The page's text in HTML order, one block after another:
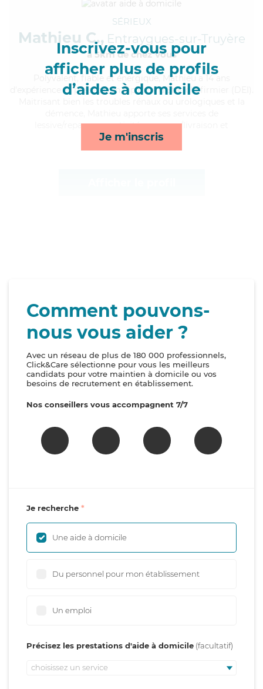
Inscrivez-vous pour
afficher plus de profils
d’aides à domicile
Je m'inscris
SÉRIEUX
Mathieu C., Entraygues-sur-Truyère
à 5km de chez Vous
, fiable et énergique, Mathieu a 14 ans
d'expérience et possède un diplôme d'Etat d'infirmier (DEI).
lessive/repassage, activités, courses/livraison et
surveillance de nuit*
Comment pouvons-
nous vous aider ?
Avec un réseau de plus de 180 000 professionnels,
Click&Care sélectionne pour vous les meilleurs
candidats pour votre maintien à domicile ou vos
besoins de recrutement en établissement.
Nos conseillers vous accompagnent 7/7
Je recherche
Une aide à domicile
Du personnel pour mon établissement
Un emploi
Précisez les prestations d'aide à domicile
choisissez un service